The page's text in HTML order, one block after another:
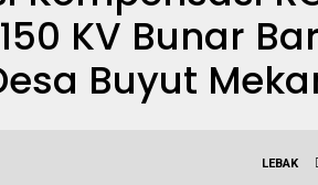
KV Bunar
Buyut
LEBAK